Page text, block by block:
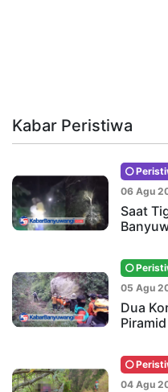
Kabar Peristiwa
06 Agu
Saat
05 Agu
Dua
04 Agu